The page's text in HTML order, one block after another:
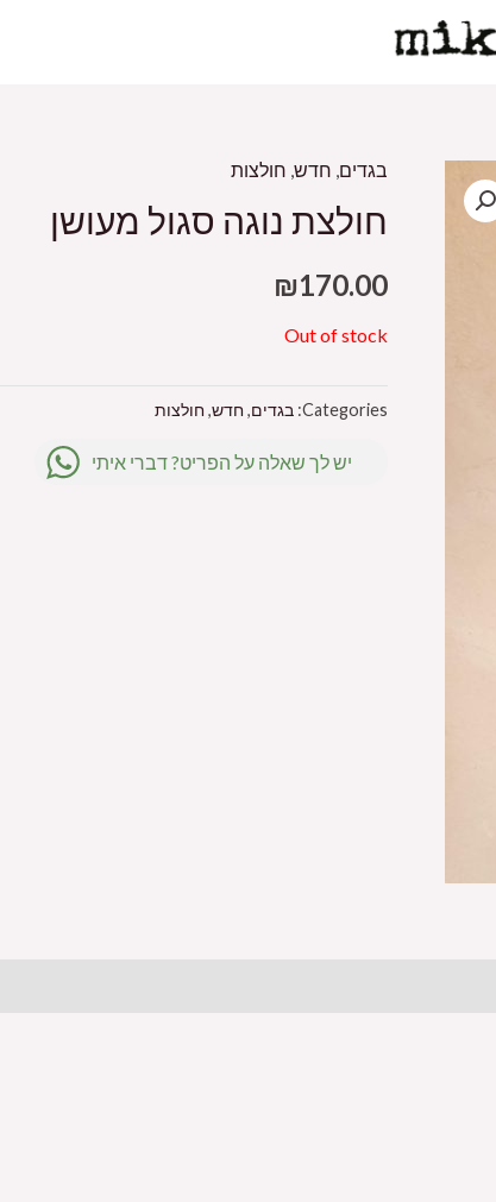
בגדים, חדש, חולצות
חולצת נוגה סגול מעושן
₪170.00
Out of stock
Categories: בגדים, חדש, חולצות
יש לך שאלה על הפריט? דברי איתי